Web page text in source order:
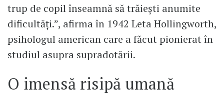
trup de copil înseamnă să trăiești anumite
dificultăți.”, afirma în 1942 Leta Hollingworth,
psihologul american care a făcut pionierat în
studiul asupra supradotării.
O imensă risipă umană